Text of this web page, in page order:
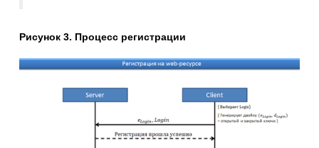
Рисунок 3. Процесс регистрации